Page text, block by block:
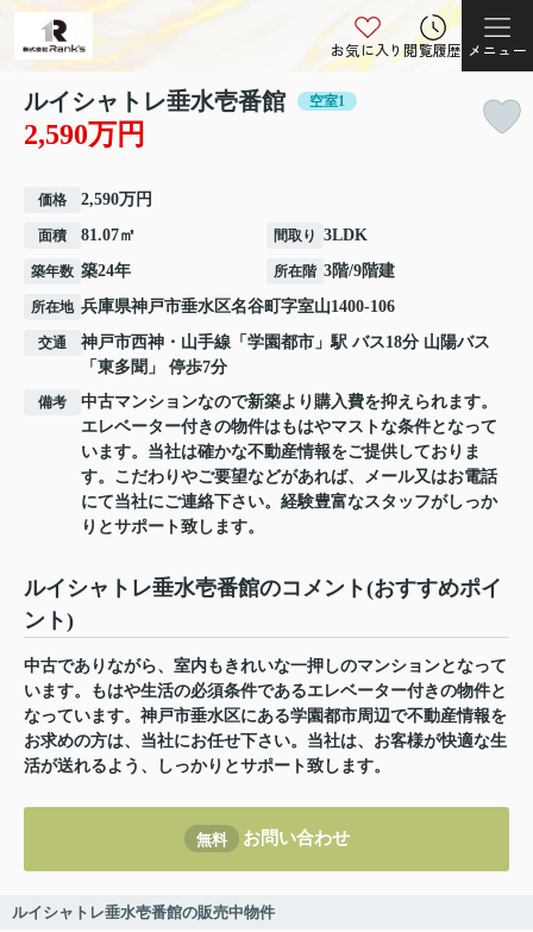
お気に入り閲覧履歴 メニュー
ルイシャトレ垂水壱番館 空室1
2,590万円
価格 2,590万円
面積 81.07㎡ 間取り 3LDK
築年数 築24年 所在階 3階/9階建
所在地 兵庫県神戸市垂水区名谷町字室山1400-106
交通 神戸市西神・山手線 「学園都市 」駅 バス18分 山陽バス
「東多聞」 停歩7分
備考
中古マンションなので新築より購入費を抑えられます。
エレベーター付きの物件はもはやマストな条件となって
います。当社は確かな不動産情報をご提供しておりま
す。こだわりやご要望などがあれば、メール又はお電話
にて当社にご連絡下さい。経験豊富なスタッフがしっか
りとサポート致します。
ルイシャトレ垂水壱番館のコメント(おすすめポイ
ント)
中古でありながら、室内もきれいな一押しのマンションとなって
います。もはや生活の必須条件であるエレベーター付きの物件と
なっています。神戸市垂水区にある学園都市周辺で不動産情報を
お求めの方は、当社にお任せ下さい。当社は、お客様が快適な生
活が送れるよう、しっかりとサポート致します。
無料 お問い合わせ
ルイシャトレ垂水壱番館の販売中物件